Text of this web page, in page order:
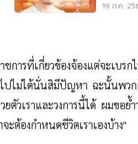
19 ก.ค.
ชการที่เกี่ยวข้องจ้องแต่จะเบ
ปไม่ได้นั่นสิมีปัญหา ฉะนั้นพว
ตัวเราและวงการนี้ได้ ผมขอย้
ต้องกำหนดชีวิตเราเองบ้าง"